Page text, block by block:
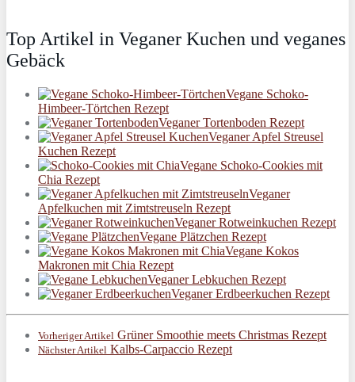
Top Artikel in Veganer Kuchen und veganes
Gebäck
Vegane Schoko-
Himbeer-Törtchen Rezept
Veganer Tortenboden Rezept
Veganer Apfel Streusel
Kuchen Rezept
Vegane Schoko-Cookies mit
Chia Rezept
Veganer
Apfelkuchen mit Zimtstreuseln Rezept
Veganer Rotweinkuchen Rezept
Vegane Plätzchen Rezept
Vegane Kokos
Makronen mit Chia Rezept
Veganer Lebkuchen Rezept
Veganer Erdbeerkuchen Rezept
Vorheriger Artikel Grüner Smoothie meets Christmas Rezept
Nächster Artikel Kalbs-Carpaccio Rezept